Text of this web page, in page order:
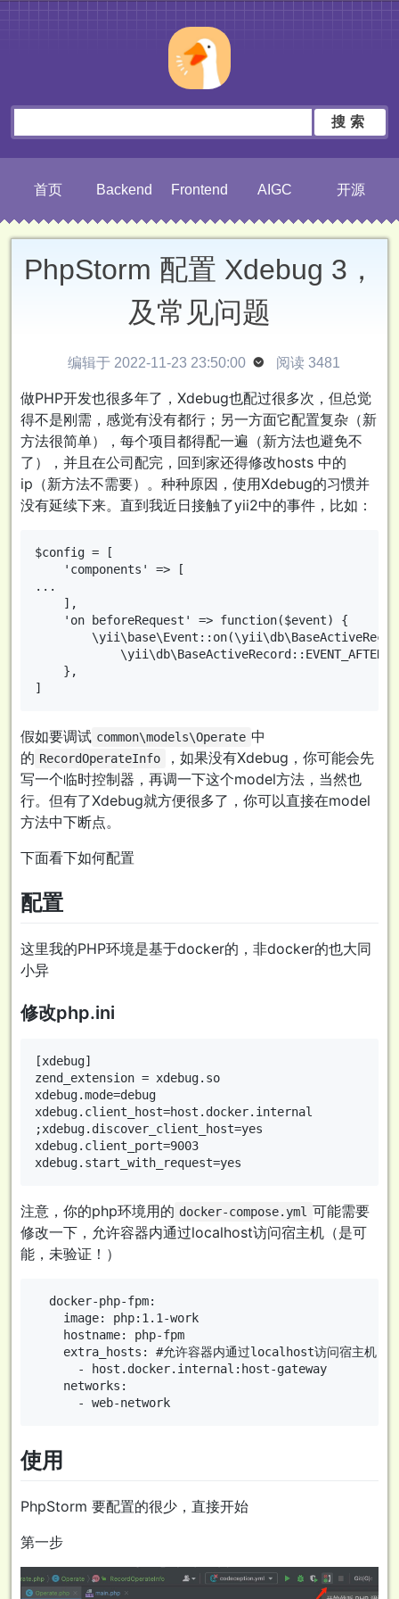
搜索
首页 Backend Frontend AIGC 开源
PhpStorm 配置 Xdebug 3，
及常见问题
编辑于 2022-11-23 23:50:00  阅读 3481
做PHP开发也很多年了，Xdebug也配过很多次，但总觉
得不是刚需，感觉有没有都行；另一方面它配置复杂（新
方法很简单），每个项目都得配一遍（新方法也避免不
了），并且在公司配完，回到家还得修改hosts 中的
ip（新方法不需要）。种种原因，使用Xdebug的习惯并
没有延续下来。直到我近日接触了yii2中的事件，比如：
$config = [
    'components' => [
...
    ],
    'on beforeRequest' => function($event) {
    },
假如要调试 common\models\Operate 中
的 RecordOperateInfo
，如果没有Xdebug，你可能会先
写一个临时控制器，再调一下这个model方法，当然也
行。但有了Xdebug就方便很多了，你可以直接在model
方法中下断点。
下面看下如何配置
配置
这里我的PHP环境是基于docker的，非docker的也大同
小异
修改php.ini
[xdebug]
zend_extension = xdebug.so
xdebug.mode=debug
xdebug.client_host=host.docker.internal
;xdebug.discover_client_host=yes
xdebug.client_port=9003
注意，你的php环境用的 docker-compose.yml 可能需要
修改一下，允许容器内通过localhost访问宿主机（是可
能，未验证！）
  docker-php-fpm:
    image: php:1.1-work
    hostname: php-fpm
    extra_hosts: #允许容器内通过localhost访问宿主机
      - host.docker.internal:host-gateway
    networks:
使用
PhpStorm 要配置的很少，直接开始
第一步